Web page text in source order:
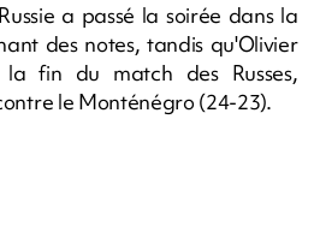
a passé la soirée dans la
des notes, tandis qu'Olivier
fin du match des Russes,
le Monténégro (24-23).